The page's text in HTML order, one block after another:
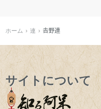
ホーム 連 𠮷野連
サイトについて